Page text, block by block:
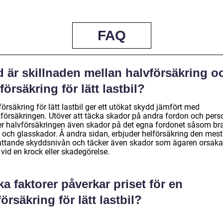
FAQ
är skillnaden mellan halvförsäkring
för lätt lastbil?
för lätt lastbil ger ett utökat skydd jämfört med
Utöver att täcka skador på andra fordon och
halvförsäkringen även skador på det egna fordonet såsom
glasskador. Å andra sidan, erbjuder helförsäkring den mest
skyddsnivån och täcker även skador som ägaren
en krock eller skadegörelse.
faktorer påverkar priset för en
för lätt lastbil?